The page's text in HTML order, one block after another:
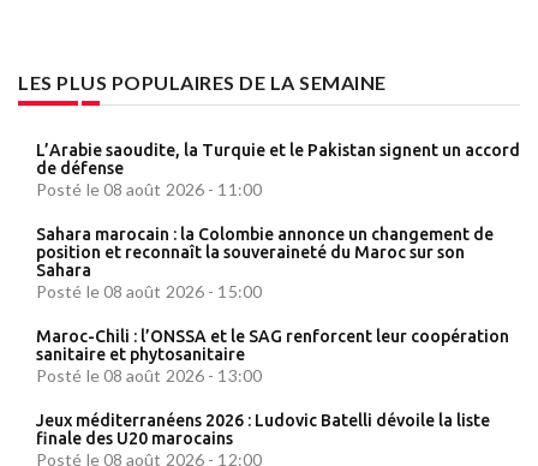
LES PLUS POPULAIRES DE LA SEMAINE
L’Arabie saoudite, la Turquie et le Pakistan signent un accord
de défense
Posté le 08 août 2026 - 11:00
Sahara marocain : la Colombie annonce un changement de
position et reconnaît la souveraineté du Maroc sur son
Sahara
Posté le 08 août 2026 - 15:00
Maroc-Chili : l’ONSSA et le SAG renforcent leur coopération
sanitaire et phytosanitaire
Posté le 08 août 2026 - 13:00
Jeux méditerranéens 2026 : Ludovic Batelli dévoile la liste
finale des U20 marocains
Posté le 08 août 2026 - 12:00